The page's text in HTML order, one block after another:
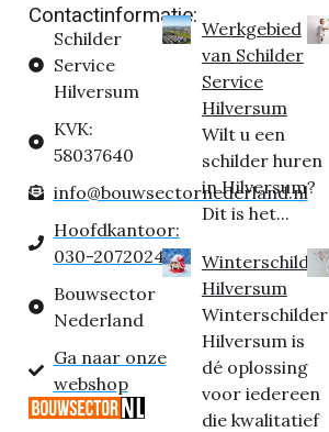
Contactinformatie:
Schilder
Service
Hilversum
KVK:
58037640
info@bouwsectornederland.nl
Hoofdkantoor:
030-2072024
Bouwsector
Nederland
Ga naar onze
webshop
Werkgebied
van Schilder
Service
Hilversum
Wilt u een
schilder huren
in Hilversum?
Dit is het...
Winterschilder
Hilversum
Winterschilder
Hilversum is
dé oplossing
voor iedereen
die kwalitatief